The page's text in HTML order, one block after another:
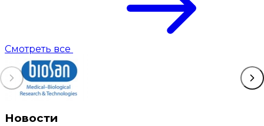
Смотреть все
Новости